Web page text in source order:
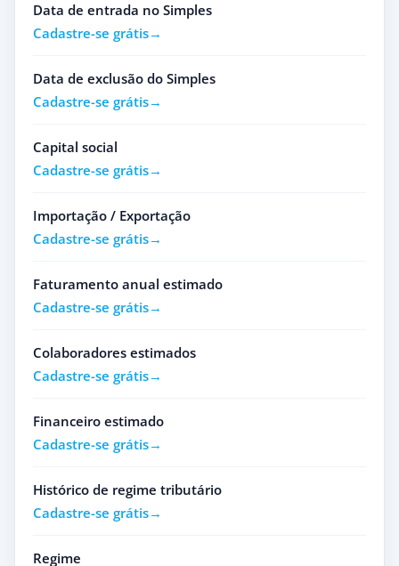
Data de entrada no Simples
Cadastre-se grátis
Data de exclusão do Simples
Cadastre-se grátis
Capital social
Cadastre-se grátis
Importação / Exportação
Cadastre-se grátis
Faturamento anual estimado
Cadastre-se grátis
Colaboradores estimados
Cadastre-se grátis
Financeiro estimado
Cadastre-se grátis
Histórico de regime tributário
Cadastre-se grátis
Regime